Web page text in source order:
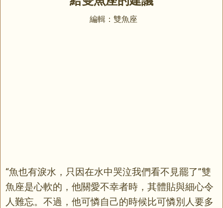
編輯：雙魚座
“魚也有淚水，只因在水中哭泣我們看不見罷了”雙
魚座是心軟的，他關愛不幸者時，其體貼與細心令
人難忘。不過，他可憐自己的時候比可憐別人要多